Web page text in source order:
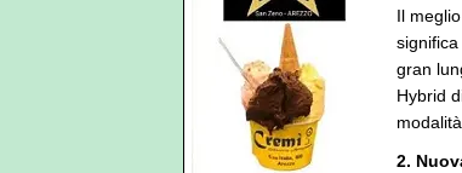
Il
gran
Hybrid
2.